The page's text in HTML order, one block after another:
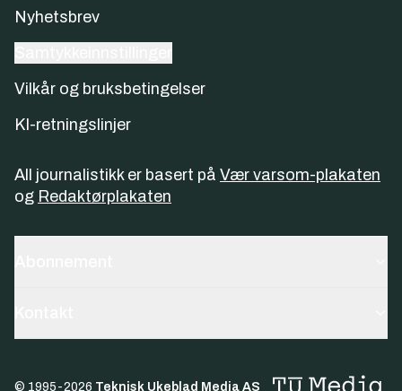
Nyhetsbrev
Vilkår og bruksbetingelser
KI-retningslinjer
All journalistikk er basert på Vær varsom-plakaten
og Redaktørplakaten
© 1995-2026 Teknisk Ukeblad Media AS